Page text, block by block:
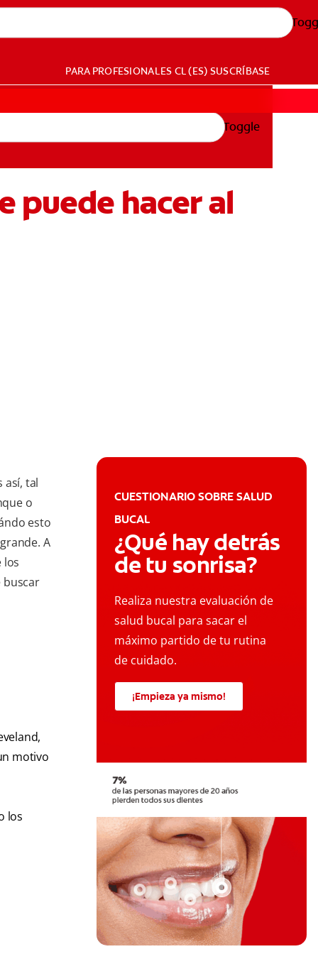
PARA PROFESIONALES CL (ES) SUSCRÍBASE
Toggle
puede hacer al
así, tal
o
esto
A
los
buscar
motivo
los
CUESTIONARIO SOBRE SALUD
BUCAL
¿Qué hay detrás
de tu sonrisa?
Realiza nuestra evaluación de
salud bucal para sacar el
máximo partido de tu rutina
de cuidado.
¡Empieza ya mismo!